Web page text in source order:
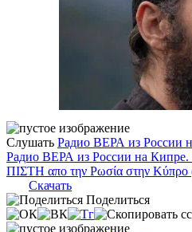
Слушать Радио ВЕРА из России
Радио ВЕРА из России на Кипре.
ΠΙΣΤΗ απο την Ρωσία στην Κύπρο
Скачать
Поделиться